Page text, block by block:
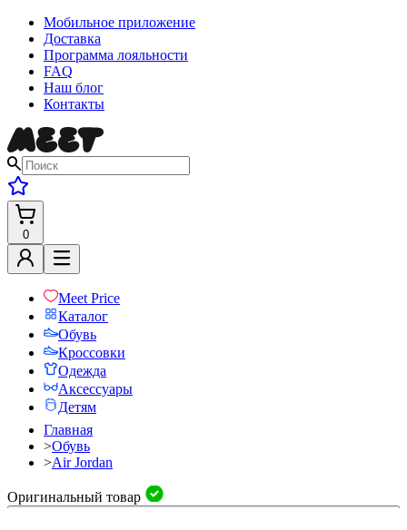
Мобильное приложение
Доставка
Программа лояльности
FAQ
Наш блог
Контакты
0
Meet Price
Каталог
Обувь
Кроссовки
Одежда
Аксессуары
Детям
Главная
>Обувь
>Air Jordan
Оригинальный товар